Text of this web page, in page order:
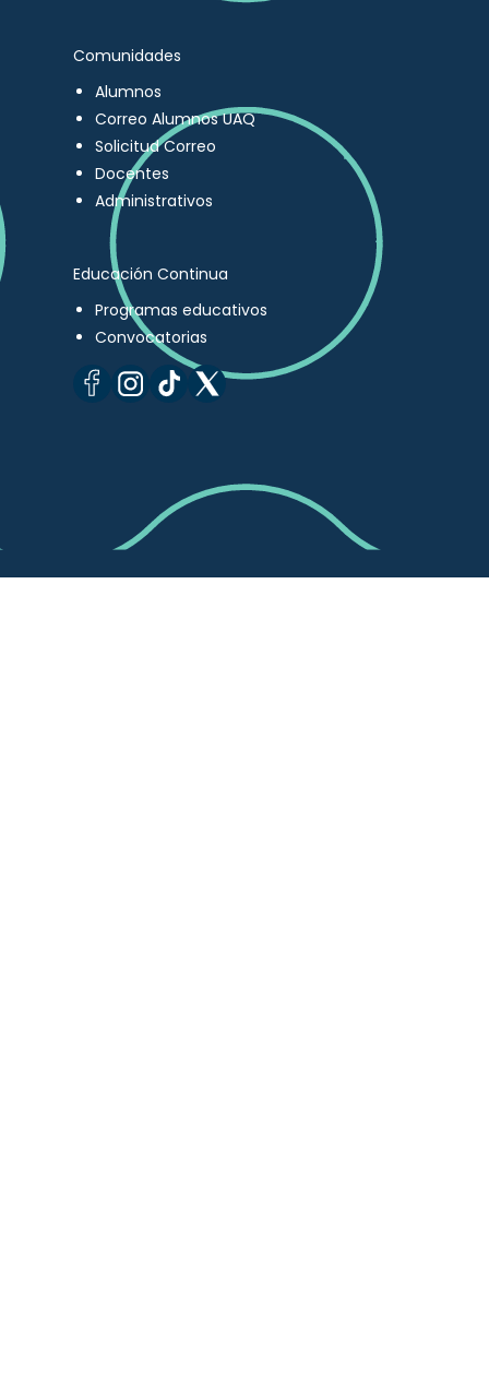
Comunidades
Alumnos
Correo Alumnos UAQ
Solicitud Correo
Docentes
Administrativos
Educación Continua
Programas educativos
Convocatorias